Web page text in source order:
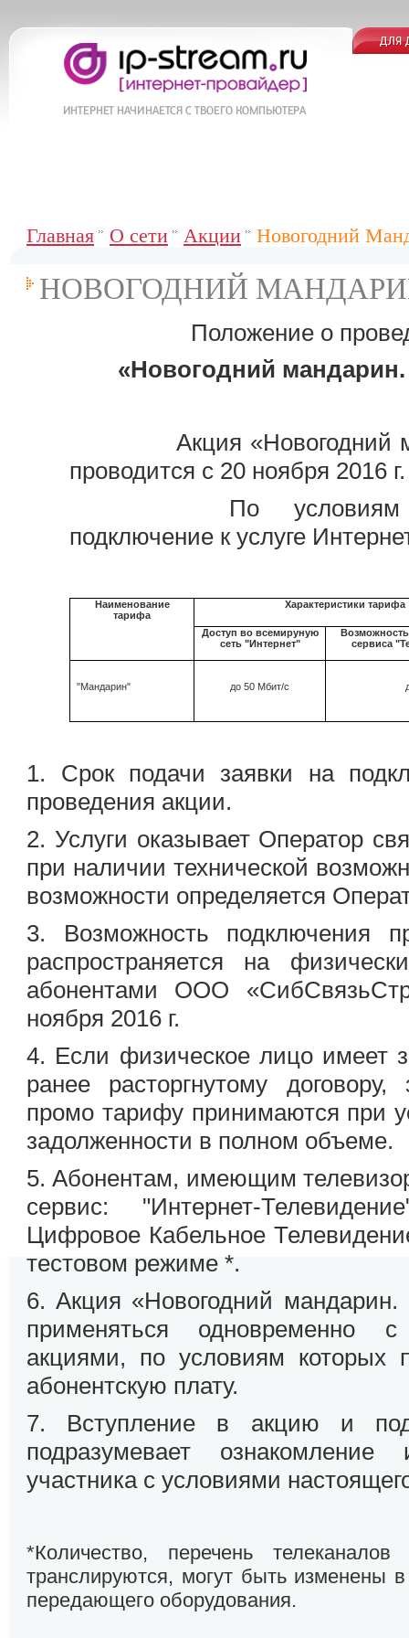
Главная О сети Акции Новогодний
НОВОГОДНИЙ
Положение о
«Новогодний
Акция «Новогодний
проводится с 20 ноября 2016
По условиям
подключение к услуге
Наименование
тарифа
Характеристики тарифа
Доступ во всемируную
сеть "Интернет"
сервиса
"Мандарин" до 50 Мбит/с
1. Срок подачи заявки на
проведения акции.
2. Услуги оказывает Оператор
при наличии технической
возможности определяется
3. Возможность подключения
распространяется на
абонентами ООО
ноября 2016 г.
4. Если физическое лицо имеет
ранее расторгнутому
промо тарифу принимаются при
задолженности в полном объеме.
5. Абонентам, имеющим
сервис: "Интернет-
Цифровое Кабельное
тестовом режиме *.
6. Акция «Новогодний мандарин.
применяться одновременно
акциями, по условиям которых
абонентскую плату.
7. Вступление в акцию и
подразумевает
участника с условиями
*Количество, перечень
транслируются, могут быть изменены
передающего оборудования.